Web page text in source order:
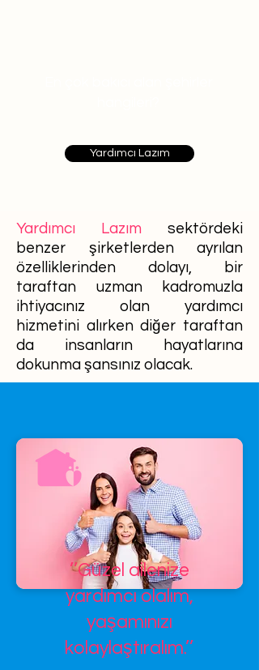
Yardımcı Lazım
Yardımcı Lazım sektördeki
benzer şirketlerden ayrılan
özelliklerinden dolayı, bir
taraftan uzman kadromuzla
ihtiyacınız olan yardımcı
hizmetini alırken diğer taraftan
da insanların hayatlarına
dokunma şansınız olacak.
’’Güzel ailenize
yardımcı olalım,
yaşamınızı
kolaylaştıralım.’’